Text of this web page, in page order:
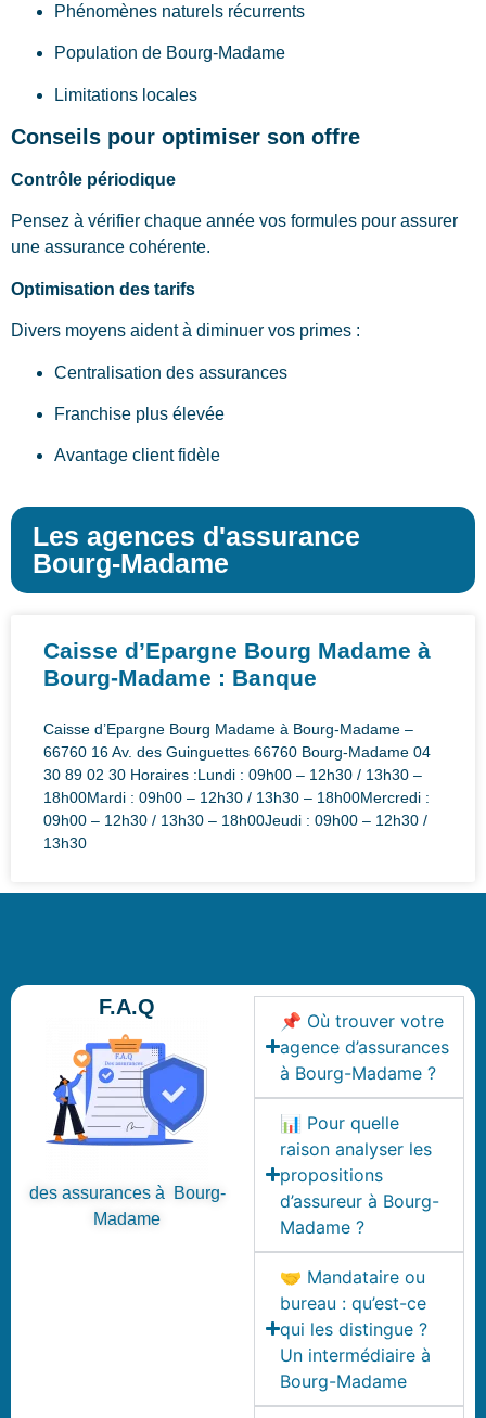
Phénomènes naturels récurrents
Population de Bourg-Madame
Limitations locales
Conseils pour optimiser son offre
Contrôle périodique
Pensez à vérifier chaque année vos formules pour assurer
une assurance cohérente.
Optimisation des tarifs
Divers moyens aident à diminuer vos primes :
Centralisation des assurances
Franchise plus élevée
Avantage client fidèle
Les agences d'assurance
Bourg-Madame
Caisse d’Epargne Bourg Madame à
Bourg-Madame : Banque
Caisse d’Epargne Bourg Madame à Bourg-Madame –
66760 16 Av. des Guinguettes 66760 Bourg-Madame 04
30 89 02 30 Horaires :Lundi : 09h00 – 12h30 / 13h30 –
18h00Mardi : 09h00 – 12h30 / 13h30 – 18h00Mercredi :
09h00 – 12h30 / 13h30 – 18h00Jeudi : 09h00 – 12h30 /
13h30
F.A.Q
des assurances à Bourg-
Madame
📌 Où trouver votre
agence d’assurances
à Bourg-Madame ?
📊 Pour quelle
raison analyser les
propositions
d’assureur à Bourg-
Madame ?
🤝 Mandataire ou
bureau : qu’est-ce
qui les distingue ?
Un intermédiaire à
Bourg-Madame